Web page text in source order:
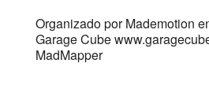
Organizado por Mademotion
Garage Cube
MadMapper